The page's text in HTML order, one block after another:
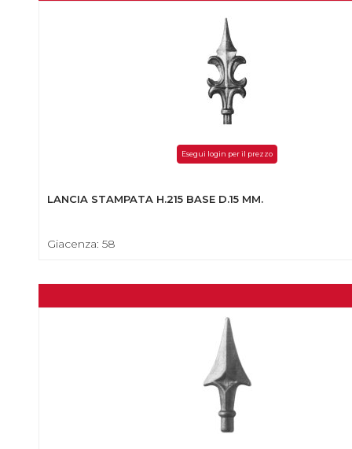
Esegui login per il prezzo
LANCIA STAMPATA H.215 BASE D.15 MM.
Giacenza: 58